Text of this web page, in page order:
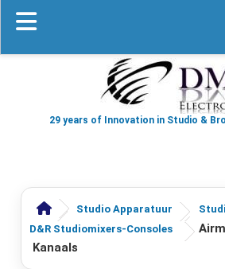
29 years of Innovation in Studio &
Studio Apparatuur
D&R Studiomixers-Consoles
Kanaals